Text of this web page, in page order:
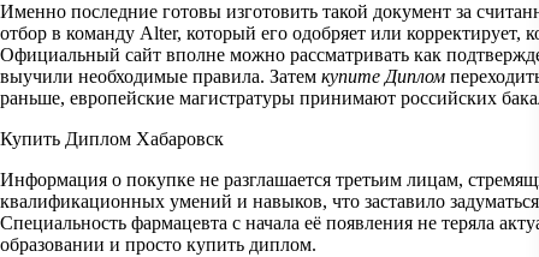
Именно последние готовы изготовить такой документ за
отбор в команду Alter, который его одобряет или корректирует,
Официальный сайт вполне можно рассматривать как
выучили необходимые правила. Затем купите Диплом
раньше, европейские магистратуры принимают российских
Купить Диплом Хабаровск
Информация о покупке не разглашается третьим лицам,
квалификационных умений и навыков, что заставило
Специальность фармацевта с начала её появления не теряла
образовании и просто купить диплом.